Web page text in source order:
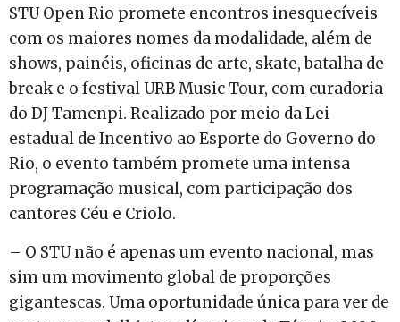
STU Open Rio promete encontros inesquecíveis
com os maiores nomes da modalidade, além de
shows, painéis, oficinas de arte, skate, batalha de
break e o festival URB Music Tour, com curadoria
do DJ Tamenpi. Realizado por meio da Lei
estadual de Incentivo ao Esporte do Governo do
Rio, o evento também promete uma intensa
programação musical, com participação dos
cantores Céu e Criolo.
– O STU não é apenas um evento nacional, mas
sim um movimento global de proporções
gigantescas. Uma oportunidade única para ver de